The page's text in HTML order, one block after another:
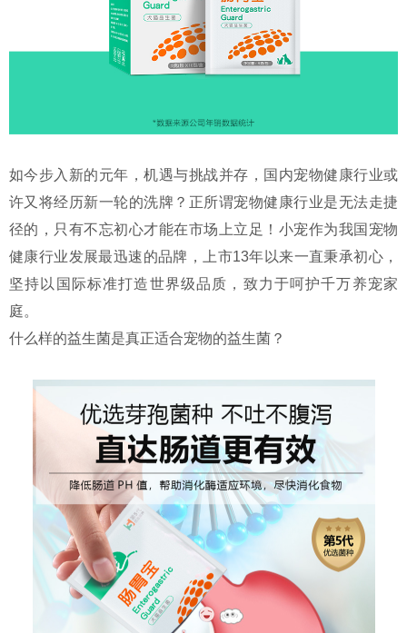
如今步入新的元年，机遇与挑战并存，国内宠物健康行业或
许又将经历新一轮的洗牌？正所谓宠物健康行业是无法走捷
径的，只有不忘初心才能在市场上立足！小宠作为我国宠物
健康行业发展最迅速的品牌，上市13年以来一直秉承初心，
坚持以国际标准打造世界级品质，致力于呵护千万养宠家
庭。
什么样的益生菌是真正适合宠物的益生菌？